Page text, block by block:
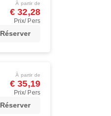
À partir de
€ 32,28
Prix/ Pers
Réserver
À partir de
€ 35,19
Prix/ Pers
Réserver